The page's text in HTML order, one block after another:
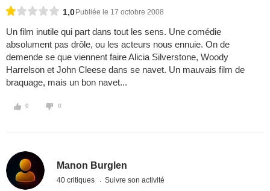
1,0 Publiée le 17 octobre 2008
Un film inutile qui part dans tout les sens. Une comédie
absolument pas drôle, ou les acteurs nous ennuie. On de
demende se que viennent faire Alicia Silverstone, Woody
Harrelson et John Cleese dans se navet. Un mauvais film de
braquage, mais un bon navet...
0 0
Manon Burglen
40 critiques Suivre son activité